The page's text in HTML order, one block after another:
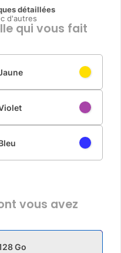
détaillées
d'autres
qui vous fait
vous avez
Go